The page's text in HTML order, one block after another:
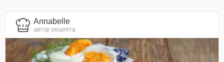
Annabelle
автор рецепта